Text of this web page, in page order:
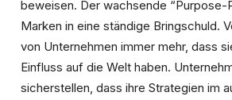
beweisen. Der wachsende “Purpose-
Marken in eine ständige Bringschuld.
von Unternehmen immer mehr, dass
Einfluss auf die Welt haben.
sicherstellen, dass ihre Strategien im